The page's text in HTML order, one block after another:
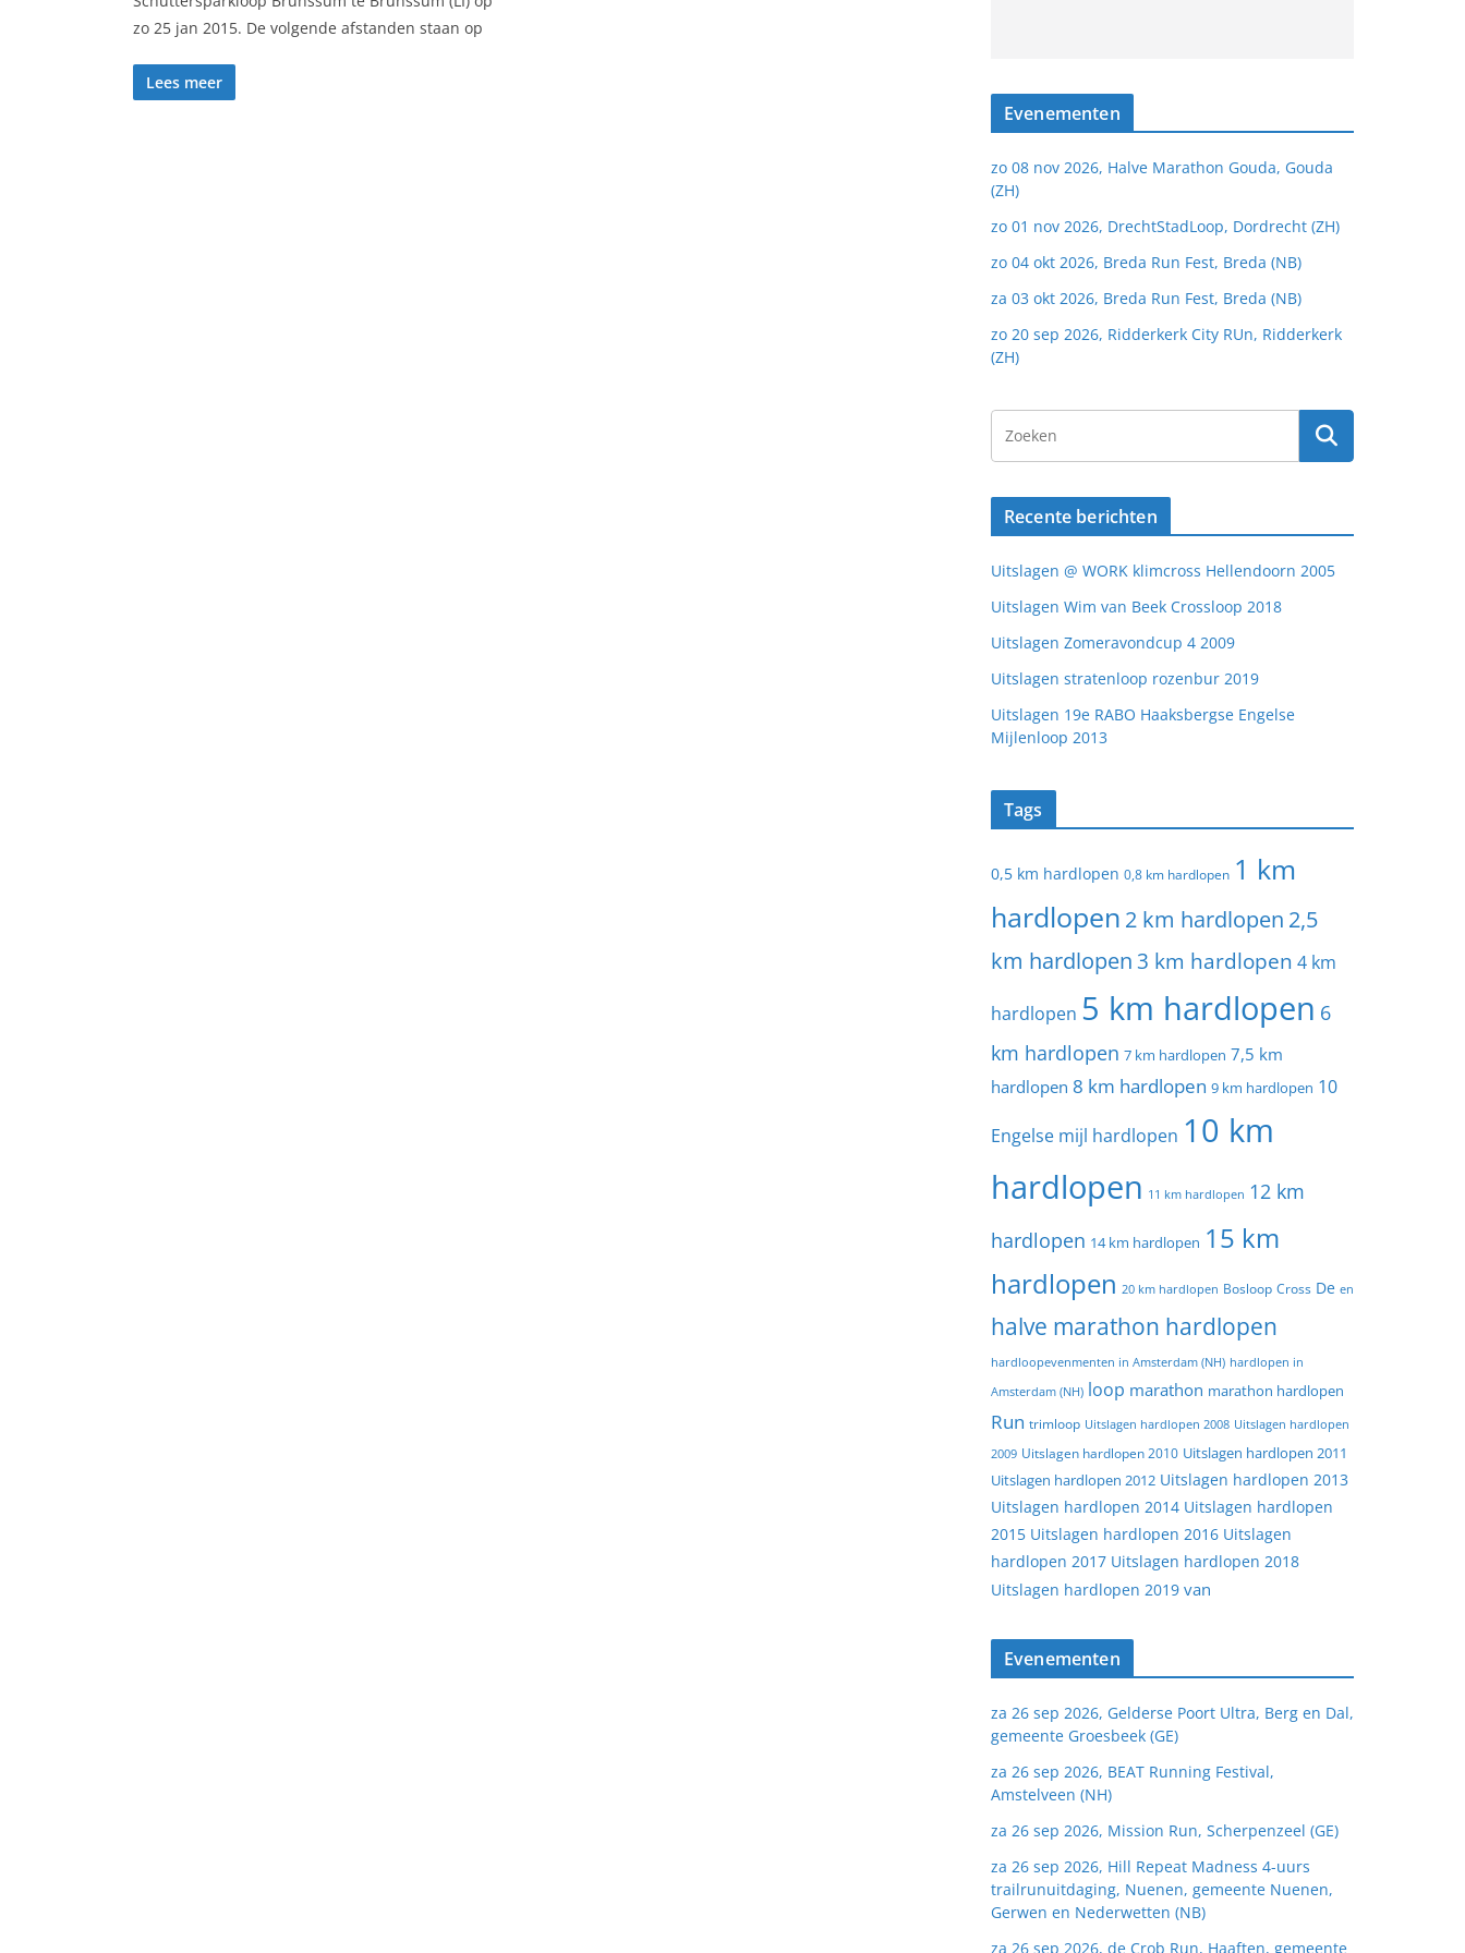
zo 25 jan 2015. De volgende afstanden staan op
Lees meer
Evenementen
zo 08 nov 2026, Halve Marathon Gouda, Gouda
(ZH)
zo 01 nov 2026, DrechtStadLoop, Dordrecht (ZH)
zo 04 okt 2026, Breda Run Fest, Breda (NB)
za 03 okt 2026, Breda Run Fest, Breda (NB)
zo 20 sep 2026, Ridderkerk City RUn, Ridderkerk
(ZH)
Recente berichten
Uitslagen @ WORK klimcross Hellendoorn 2005
Uitslagen Wim van Beek Crossloop 2018
Uitslagen Zomeravondcup 4 2009
Uitslagen stratenloop rozenbur 2019
Uitslagen 19e RABO Haaksbergse Engelse
Mijlenloop 2013
Tags
0,5 km hardlopen 0,8 km hardlopen 1 km
hardlopen 2 km hardlopen 2,5
km hardlopen 3 km hardlopen 4 km
hardlopen 5 km hardlopen 6
km hardlopen 7 km hardlopen 7,5 km
hardlopen 8 km hardlopen 9 km hardlopen 10
Engelse mijl hardlopen 10 km
hardlopen 11 km hardlopen 12 km
hardlopen 14 km hardlopen 15 km
hardlopen 20 km hardlopen Bosloop Cross De en
halve marathon hardlopen
hardloopevenmenten in Amsterdam (NH) hardlopen in
Amsterdam (NH) loop marathon marathon hardlopen
Run trimloop Uitslagen hardlopen 2008 Uitslagen hardlopen
2009 Uitslagen hardlopen 2010 Uitslagen hardlopen 2011
Uitslagen hardlopen 2012 Uitslagen hardlopen 2013
Uitslagen hardlopen 2014 Uitslagen hardlopen
2015 Uitslagen hardlopen 2016 Uitslagen
hardlopen 2017 Uitslagen hardlopen 2018
Uitslagen hardlopen 2019 van
Evenementen
za 26 sep 2026, Gelderse Poort Ultra, Berg en Dal,
gemeente Groesbeek (GE)
za 26 sep 2026, BEAT Running Festival,
Amstelveen (NH)
za 26 sep 2026, Mission Run, Scherpenzeel (GE)
za 26 sep 2026, Hill Repeat Madness 4-uurs
trailrunuitdaging, Nuenen, gemeente Nuenen,
Gerwen en Nederwetten (NB)
za 26 sep 2026, de Crob Run, Haaften, gemeente